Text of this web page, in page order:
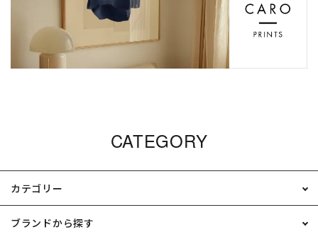
CATEGORY
カテゴリー
ブランドから探す